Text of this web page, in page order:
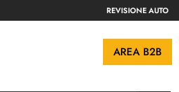
REVISIONE AUTO
AREA B2B